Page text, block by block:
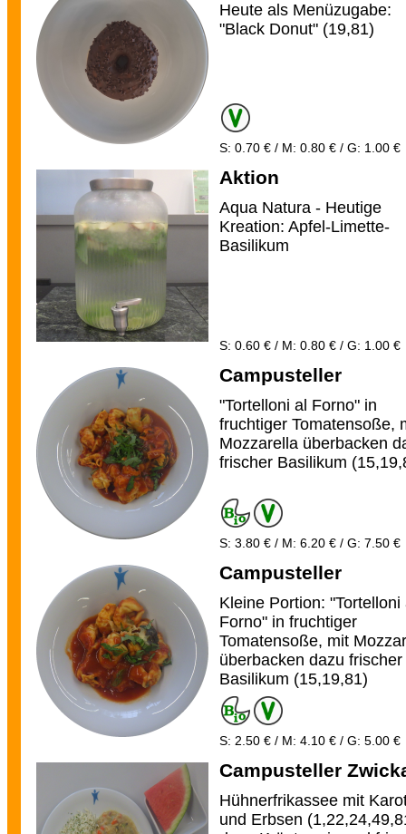
Heute als Menüzugabe:
"Black Donut" (19,81)
S: 0.70 € / M: 0.80 € / G: 1.00 €
Aktion
Aqua Natura - Heutige
Kreation: Apfel-Limette-
Basilikum
S: 0.60 € / M: 0.80 € / G: 1.00 €
Campusteller
"Tortelloni al Forno" in
fruchtiger Tomatensoße,
Mozzarella überbacken
frischer Basilikum
S: 3.80 € / M: 6.20 € / G: 7.50 €
Campusteller
Kleine Portion: "Tortelloni
Forno" in fruchtiger
Tomatensoße, mit
überbacken dazu frischer
Basilikum (15,19,81)
S: 2.50 € / M: 4.10 € / G: 5.00 €
Campusteller
Hühnerfrikassee mit
und Erbsen